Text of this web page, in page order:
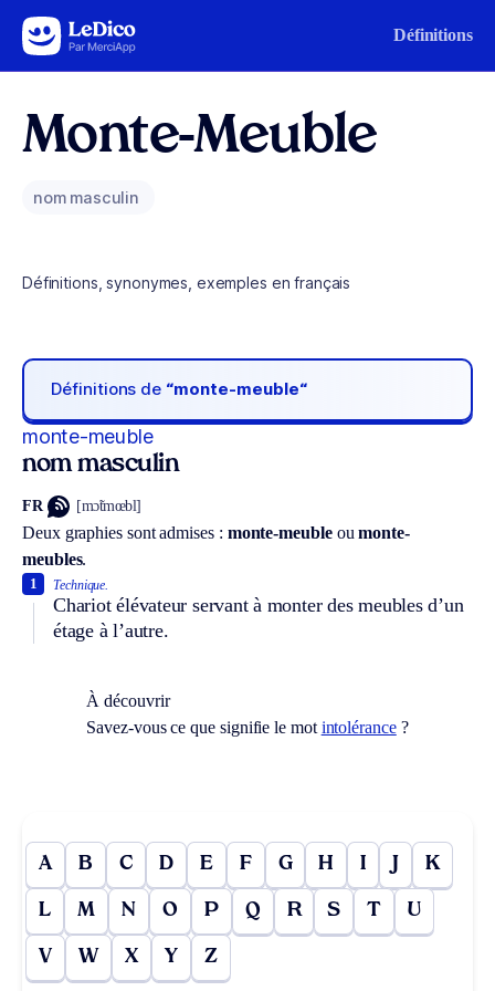
Aller au contenu Définitions
Monte-Meuble
nom masculin
Définitions, synonymes, exemples en français
Définitions de “monte-meuble“
monte-meuble
nom masculin
FR [mɔ̃tmœbl]
Deux graphies sont admises : monte-meubleoumonte-
meubles.
Technique.
Chariot élévateur servant à monter des meubles d’un
étage à l’autre.
1
À découvrir
Savez-vous ce que signifie le mot intolérance?
A B C D E F G H I J K
L M N O P Q R S T U
V W X Y Z